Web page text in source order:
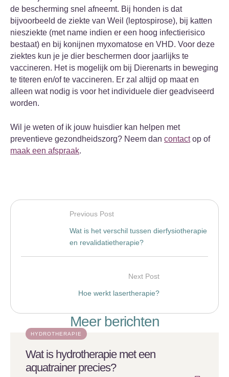
de bescherming snel afneemt. Bij honden is dat
bijvoorbeeld de ziekte van Weil (leptospirose), bij katten
niesziekte (met name indien er een hoog infectierisico
bestaat) en bij konijnen myxomatose en VHD. Voor deze
ziektes kun je je dier beschermen door jaarlijks te
vaccineren. Het is mogelijk om bij Dierenarts in beweging
te titeren en/of te vaccineren. Er zal altijd op maat en
alleen wat nodig is voor het individuele dier geadviseerd
worden.
Wil je weten of ik jouw huisdier kan helpen met
preventieve gezondheidszorg? Neem dan contactop of
maak een afspraak.
Previous Post
Wat is het verschil tussen dierfysiotherapie
en revalidatietherapie?
Next Post
Hoe werkt lasertherapie?
Meer berichten
HYDROTHERAPIE
Wat is hydrotherapie met een
aquatrainer precies?